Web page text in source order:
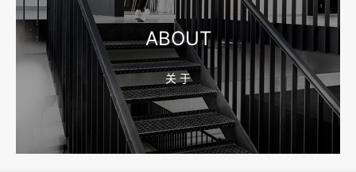
2026-08-02 17:58:44
工厂短视频拍摄后，怎样放进官网帮助客户判断实力
ABOUT
关 于